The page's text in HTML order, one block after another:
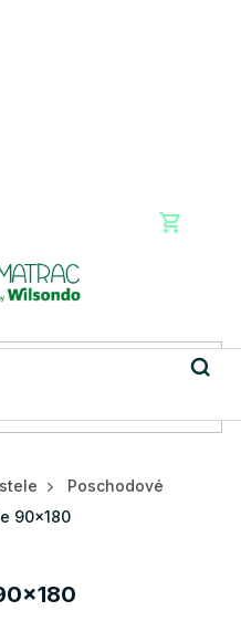
Poschodové
90x180